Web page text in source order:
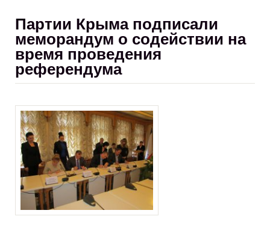
Партии Крыма подписали
меморандум о содействии на
время проведения
референдума